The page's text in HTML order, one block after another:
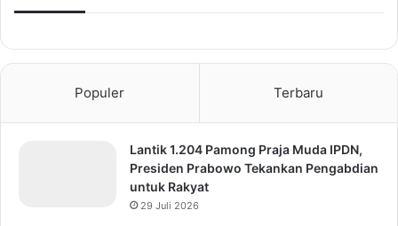
Populer Terbaru
Lantik 1.204 Pamong Praja Muda IPDN,
Presiden Prabowo Tekankan Pengabdian
untuk Rakyat
29 Juli 2026